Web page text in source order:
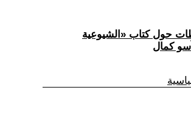
حول كتاب «الشيوعية
كمال